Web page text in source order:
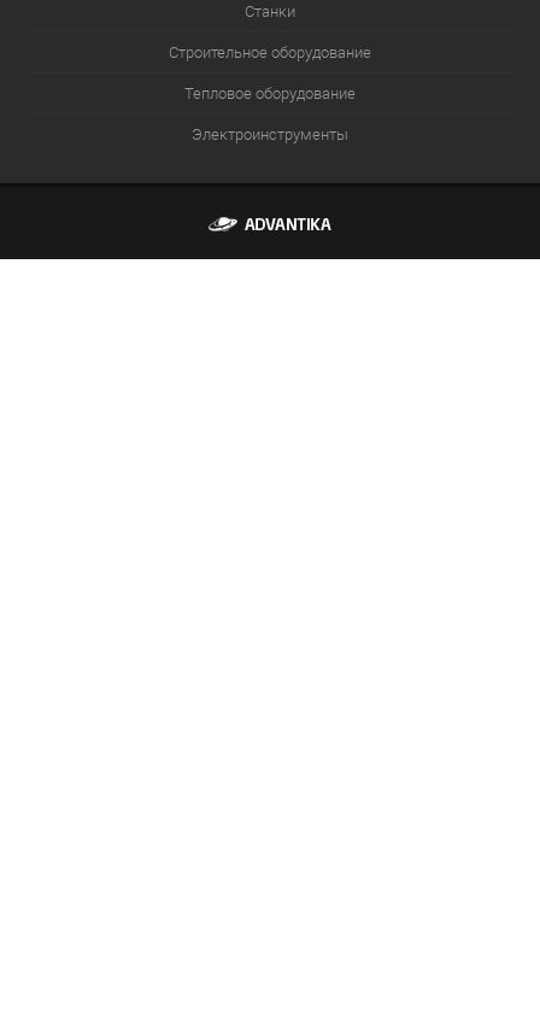
Станки
Строительное оборудование
Тепловое оборудование
Электроинструменты